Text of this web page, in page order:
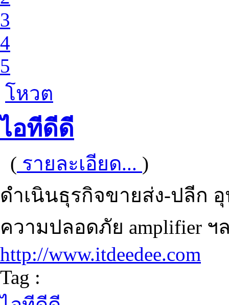
3
4
5
โหวต
ไอทีดีดี
( รายละเอียด... )
ดำเนินธุรกิจขายส่ง-ปลีก
ความปลอดภัย amplifier ฯ
http://www.itdeedee.com
Tag :